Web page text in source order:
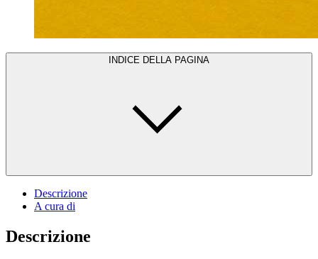
INDICE DELLA PAGINA
Descrizione
A cura di
Descrizione